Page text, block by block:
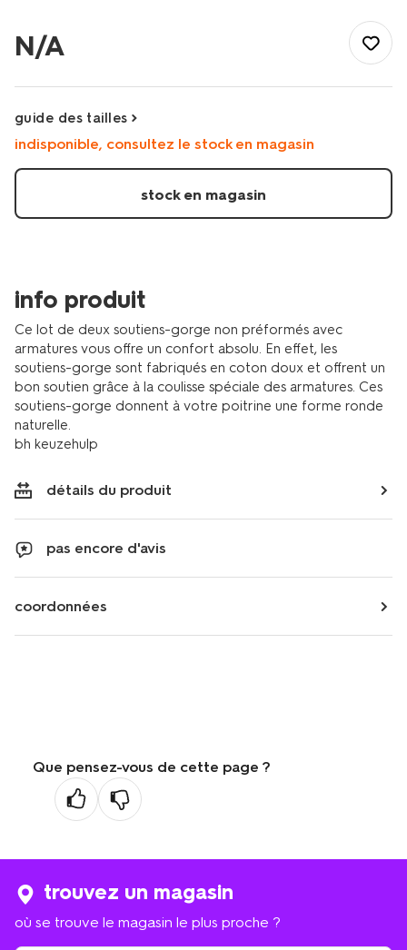
be/elle-
lui/lingerie/soutiens-
shirt/2-
soutiens-
gorge-
non-
preformes-
multi-
N/A
guide des tailles
indisponible, consultez le stock en magasin
stock en magasin
info produit
Ce lot de deux soutiens-gorge non préformés avec
armatures vous offre un confort absolu. En effet, les
soutiens-gorge sont fabriqués en coton doux et offrent un
bon soutien grâce à la coulisse spéciale des armatures. Ces
soutiens-gorge donnent à votre poitrine une forme ronde
naturelle.
bh keuzehulp
détails du produit
pas encore d'avis
coordonnées
Que pensez-vous de cette page ?
trouvez un magasin
où se trouve le magasin le plus proche ?